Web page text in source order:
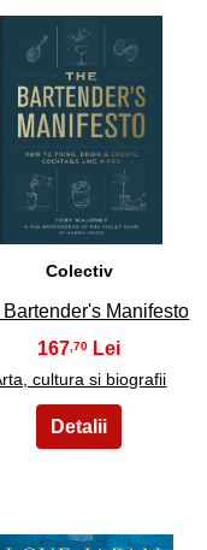
22
Colectiv
Bartender's Manifesto
167 ,70
cultura si biografii